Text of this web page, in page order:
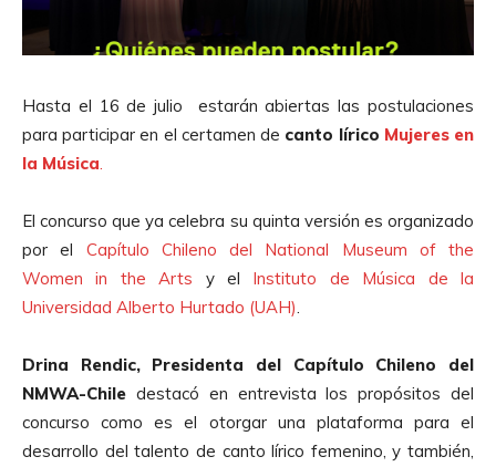
Hasta el 16 de julio estarán abiertas las postulaciones
para participar en el certamen de canto lírico Mujeres en
la Música
El concurso que ya celebra su quinta versión es organizado
por el Capítulo Chileno del National Museum of the
Women in the Arts y el Instituto de Música de la
Universidad Alberto Hurtado (UAH)
Drina Rendic, Presidenta del Capítulo Chileno del
NMWA-Chile destacó en entrevista los propósitos del
concurso como es el otorgar una plataforma para el
desarrollo del talento de canto lírico femenino, y también,